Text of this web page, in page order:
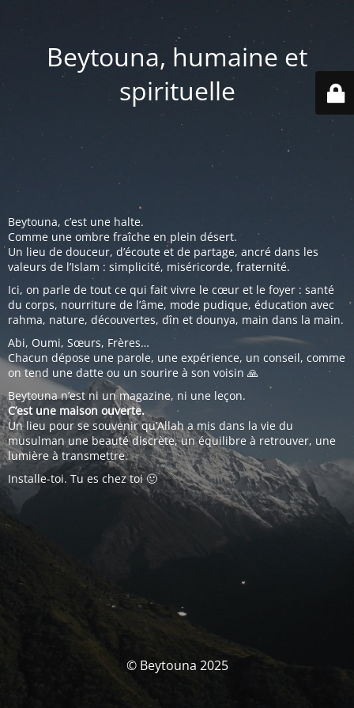
Beytouna, humaine et
spirituelle
Beytouna, c’est une halte.
Comme une ombre fraîche en plein désert.
Un lieu de douceur, d’écoute et de partage, ancré dans les
valeurs de l’Islam : simplicité, miséricorde, fraternité.
Ici, on parle de tout ce qui fait vivre le cœur et le foyer : santé
du corps, nourriture de l’âme, mode pudique, éducation avec
rahma, nature, découvertes, dîn et dounya, main dans la main.
Abi, Oumi, Sœurs, Frères…
Chacun dépose une parole, une expérience, un conseil, comme
on tend une datte ou un sourire à son voisin 🙏
Beytouna n’est ni un magazine, ni une leçon.
C’est une maison ouverte.
Un lieu pour se souvenir qu’Allah a mis dans la vie du
musulman une beauté discrète, un équilibre à retrouver, une
lumière à transmettre.
Installe-toi. Tu es chez toi 🙂
© Beytouna 2025